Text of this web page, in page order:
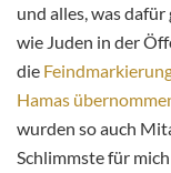
und alles, was
wie Juden in der
die
Hamas
wurden so auch
Schlimmste für